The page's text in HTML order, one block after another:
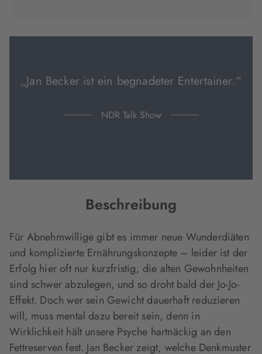
Tab
Tab
Tab
„Jan Becker ist ein begnadeter Entertainer.“
NDR Talk Show
Beschreibung
Für Abnehmwillige gibt es immer neue Wunderdiäten
und komplizierte Ernährungskonzepte – leider ist der
Erfolg hier oft nur kurzfristig, die alten Gewohnheiten
sind schwer abzulegen, und so droht bald der Jo-Jo-
Effekt. Doch wer sein Gewicht dauerhaft reduzieren
will, muss mental dazu bereit sein, denn in
Wirklichkeit hält unsere Psyche hartnäckig an den
Fettreserven fest. Jan Becker zeigt, welche Denkmuster